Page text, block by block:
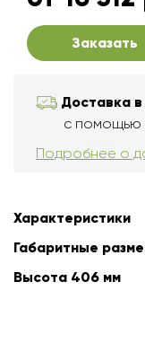
Заказать
Доставка
с помощью
Подробнее о
Характеристики
Габаритные
Высота 406 мм